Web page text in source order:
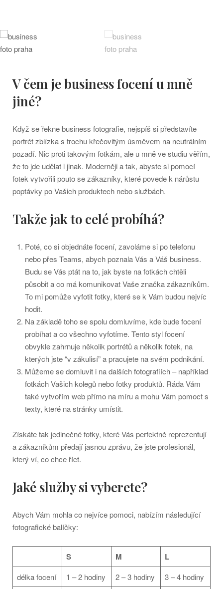
V čem je business focení u mně
jiné?
Když se řekne business fotografie, nejspíš si představíte
portrét zblízka s trochu křečovitým úsměvem na neutrálním
pozadí. Nic proti takovým fotkám, ale u mně ve studiu věřím,
že to jde udělat i jinak. Moderněji a tak, abyste si pomocí
fotek vytvořili pouto se zákazníky, které povede k nárůstu
poptávky po Vašich produktech nebo službách.
Takže jak to celé probíhá?
Poté, co si objednáte focení, zavoláme si po telefonu
nebo přes Teams, abych poznala Vás a Váš business.
Budu se Vás ptát na to, jak byste na fotkách chtěli
působit a co má komunikovat Vaše značka zákazníkům.
To mi pomůže vyfotit fotky, které se k Vám budou nejvíc
hodit.
Na základě toho se spolu domluvíme, kde bude focení
probíhat a co všechno vyfotíme. Tento styl focení
obvykle zahrnuje několik portrétů a několik fotek, na
kterých jste “v zákulisí” a pracujete na svém podnikání.
Můžeme se domluvit i na dalších fotografiích – například
fotkách Vašich kolegů nebo fotky produktů. Ráda Vám
také vytvořím web přímo na míru a mohu Vám pomoct s
texty, které na stránky umístit.
Získáte tak jedinečné fotky, které Vás perfektně reprezentují
a zákazníkům předají jasnou zprávu, že jste profesionál,
který ví, co chce říct.
Jaké služby si vyberete?
Abych Vám mohla co nejvíce pomoci, nabízím následující
fotografické balíčky:
S M L
délka focení 1 – 2 hodiny 2 – 3 hodiny
3 – 4 hodiny